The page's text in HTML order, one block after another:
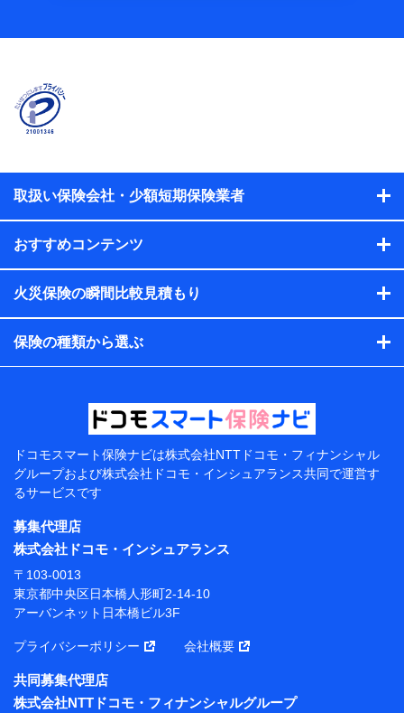
株式会社NTTドコモ
当社又は株式会社NTTドコモが提供する保険関連サービスに
おけるユーザ登録受付および管理のため
当社又は株式会社NTTドコモと取引のあるもしくは委託を受
れらに付帯、関連する当社、株式会社NTTドコモおよび提携
会社のサービスを案内、提供するため
析して、お客さまの趣味・嗜好・傾向に応じたサービス・商
各種セミナーの開催のため
コンサルティングサービスの実施のため
アンケートやキャンペーン等の実施のため
上記に係る案内・手続き・管理等付帯業務を行うため
当該個人データを取り扱う各共同利用者（詳細は次のと
東京都千代田区永田町2丁目11番1号 山王パークタワー
株式会社NTTドコモ 代表取締役社長 前田 義晃
東京都中央区日本橋人形町2-14-10 アーバンネット日
本橋ビル 3F
長 吉村 忠義
※ 当社および株式会社NTTドコモは、お客さまの情報
ソナルデータ憲章」に定める行動原則を順守します 。
※ パーソナルデータダッシュボードの「第三者提供の
管理」の設定状態にかかわらず、共同利用する場合があ
取扱い保険会社・少額短期保険業者
おすすめコンテンツ
火災保険の瞬間比較見積もり
保険の種類から選ぶ
ドコモスマート保険ナビは株式会社NTTドコモ・フィナンシャル
グループおよび株式会社ドコモ・インシュアランス共同で運営す
るサービスです
募集代理店
株式会社ドコモ・インシュアランス
〒103-0013
東京都中央区日本橋人形町2-14-10
アーバンネット日本橋ビル3F
プライバシーポリシー 会社概要
共同募集代理店
株式会社NTTドコモ・フィナンシャルグループ